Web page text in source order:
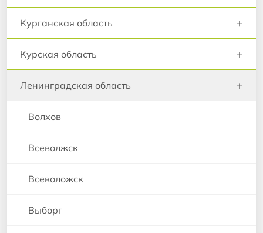
Курганская область +
Курская область +
Ленинградская область +
Волхов
Всеволжск
Всеволожск
Выборг